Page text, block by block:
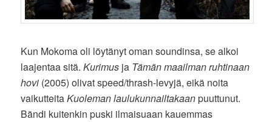
Kun Mokoma oli löytänyt oman soundinsa, se alkoi
laajentaa sitä.Kurimus ja Tämän maailman ruhtinaan
hovi (2005) olivat speed/thrash-levyjä, eikä noita
vaikutteitaKuoleman laulukunnailtakaanpuuttunut.
Bändi kuitenkin puski ilmaisuaan kauemmas